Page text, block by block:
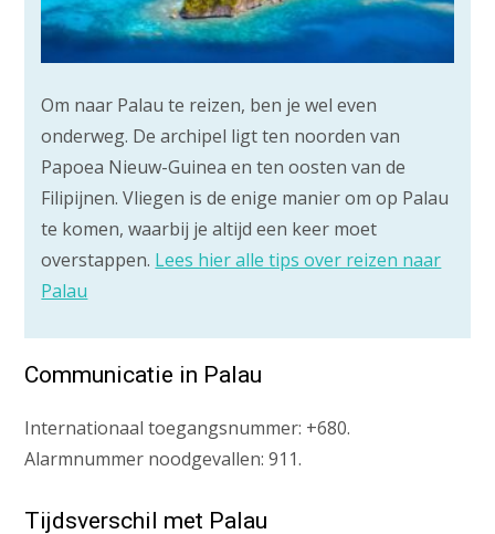
Om naar Palau te reizen, ben je wel even
onderweg. De archipel ligt ten noorden van
Papoea Nieuw-Guinea en ten oosten van de
Filipijnen. Vliegen is de enige manier om op Palau
te komen, waarbij je altijd een keer moet
overstappen. Lees hier alle tips over reizen naar
Palau
Communicatie in Palau
Internationaal toegangsnummer: +680.
Alarmnummer noodgevallen: 911.
Tijdsverschil met Palau